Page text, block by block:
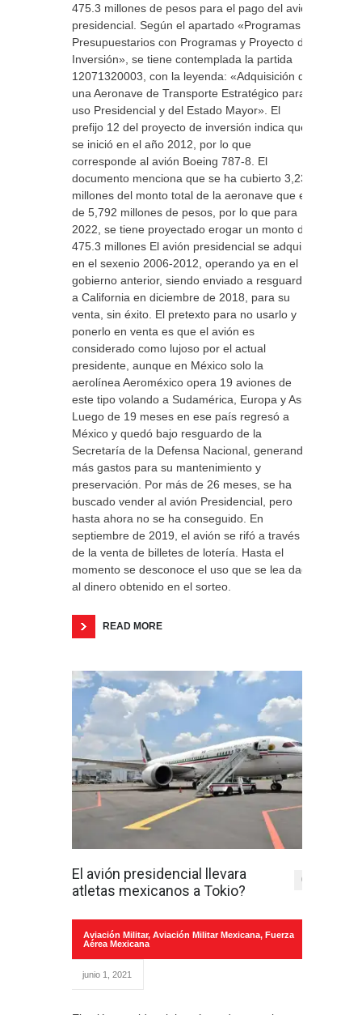
475.3 millones de pesos para el pago del avión
presidencial. Según el apartado «Programas
Presupuestarios con Programas y Proyecto de
Inversión», se tiene contemplada la partida
12071320003, con la leyenda: «Adquisición de
una Aeronave de Transporte Estratégico para
uso Presidencial y del Estado Mayor». El
prefijo 12 del proyecto de inversión indica que
se inició en el año 2012, por lo que
corresponde al avión Boeing 787-8. El
documento menciona que se ha cubierto 3,239
millones del monto total de la aeronave que es
de 5,792 millones de pesos, por lo que para
2022, se tiene proyectado erogar un monto de
475.3 millones El avión presidencial se adquirió
en el sexenio 2006-2012, operando ya en el
gobierno anterior, siendo enviado a resguardo
a California en diciembre de 2018, para su
venta, sin éxito. El pretexto para no usarlo y
ponerlo en venta es que el avión es
considerado como lujoso por el actual
presidente, aunque en México solo la
aerolínea Aeroméxico opera 19 aviones de
este tipo volando a Sudamérica, Europa y Asia.
Luego de 19 meses en ese país regresó a
México y quedó bajo resguardo de la
Secretaría de la Defensa Nacional, generando
más gastos para su mantenimiento y
preservación. Por más de 26 meses, se ha
buscado vender al avión Presidencial, pero
hasta ahora no se ha conseguido. En
septiembre de 2019, el avión se rifó a través
de la venta de billetes de lotería. Hasta el
momento se desconoce el uso que se lea dado
al dinero obtenido en el sorteo.
READ MORE
El avión presidencial llevara
atletas mexicanos a Tokio?
0
Aviación Militar, Aviación Militar Mexicana, Fuerza
Aérea Mexicana
junio 1, 2021